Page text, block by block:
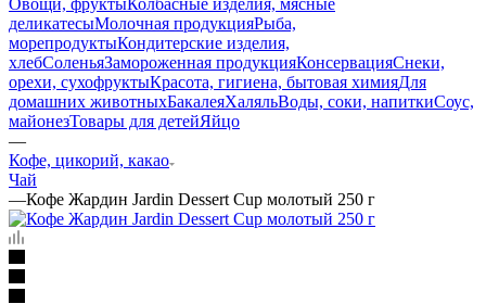
деликатесыМолочная продукцияРыба,
морепродуктыКондитерские изделия,
хлебСоленьяЗамороженная продукцияКонсервацияСнеки,
орехи, сухофруктыКрасота, гигиена, бытовая химияДля
домашних животныхБакалеяХаляльВоды, соки, напиткиСоус,
майонезТовары для детейЯйцо
—
Кофе, цикорий, какао
Чай
—Кофе Жардин Jardin Dessert Cup молотый 250 г